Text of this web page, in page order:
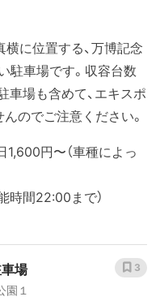
横に位置する、万博記念
駐車場です。収容台数
車場も含めて、エキスポ
のでご注意ください。
1,600円〜（車種によっ
時間22:00まで）
場
園１
3